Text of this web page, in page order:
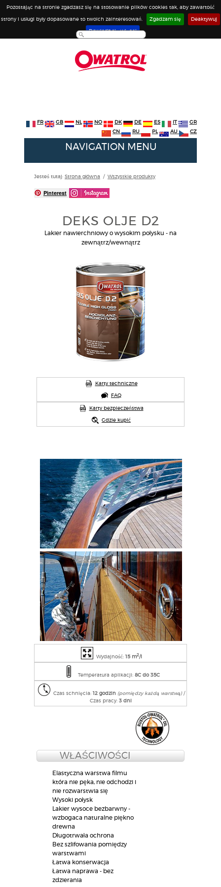
Pozostając na stronie zgadzasz się na stosowanie plików cookies tak, aby zawartość
strony i usługi były dopasowane to twoich zainteresowań. Zgadzam się Deaktywuj
Dowiedz się więcej
FR GB NL NO DK DE ES IT
GR
CN
RU PL AU CZ
NAVIGATION MENU
Jesteś tutaj: Strona główna / Wszystkie produkty
Pinterest
DEKS OLJE D2
Lakier nawierchniowy o wysokim połysku - na
zewnątrz/wewnątrz
Karty techniczne
FAQ
Karty bezpieczeństwa
Gdzie kupić
Wydajność: 15 m2/l
Temperatura aplikacji: 8C do 35C
Czas schnięcia: 12 godzin (pomiędzy każdą warstwą)/
Czas pracy: 3 dni
WŁAŚCIWOŚCI
Elastyczna warstwa filmu
która nie pęka, nie odchodzi i
nie rozwarstwia się
Wysoki połysk
Lakier wysoce bezbarwny -
wzbogaca naturalne piękno
drewna
Długotrwała ochrona
Bez szlifowania pomiędzy
warstwami
Łatwa konserwacja
Łatwa naprawa - bez
zdzierania